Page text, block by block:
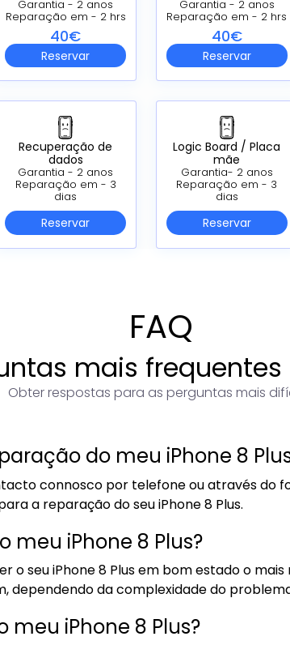
Garantia - 2 anos
Reparação em - 2 hrs
40€
Reservar
Garantia - 2 anos
Reparação em - 2 hrs
40€
Reservar
Recuperação de
dados
Garantia - 2 anos
Reparação em - 3
dias
Reservar
Logic Board /Placa
mãe
Garantia- 2 anos
Reparação em - 3
dias
Reservar
FAQ
mais frequentes
Obter respostas para as perguntas mais
do meu iPhone 8
connosco por telefone ou através do
a reparação do seu iPhone 8 Plus.
iPhone 8 Plus?
o seu iPhone 8 Plus em bom estado o
dependendo da complexidade do
iPhone 8 Plus?